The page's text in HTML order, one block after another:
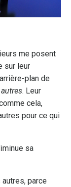
me posent
sur leur
plan de
. Leur
cela,
pour ce qui
sa
parce